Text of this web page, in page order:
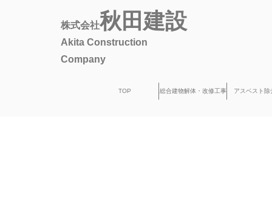
株式会社秋田建設
Akita Construction
Company
TOP 総合建物解体・改修工事 アスベスト除